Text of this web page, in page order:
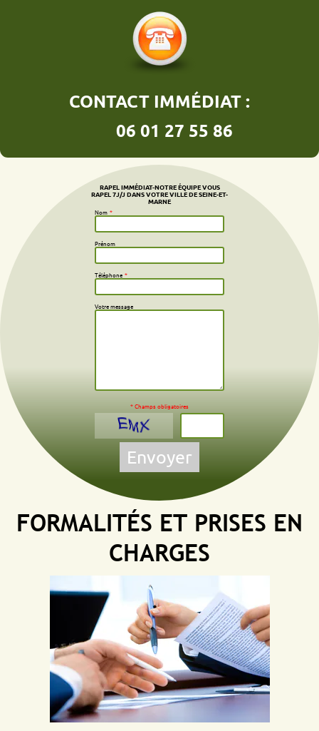
CONTACT IMMÉDIAT :
06 01 27 55 86
RAPEL IMMÉDIAT-NOTRE ÉQUIPE VOUS
RAPEL 7J/J DANS VOTRE VILLE DE SEINE-ET-
MARNE
Nom *
Prénom
Téléphone *
Votre message
* Champs obligatoires
Envoyer
FORMALITÉS ET PRISES EN
CHARGES